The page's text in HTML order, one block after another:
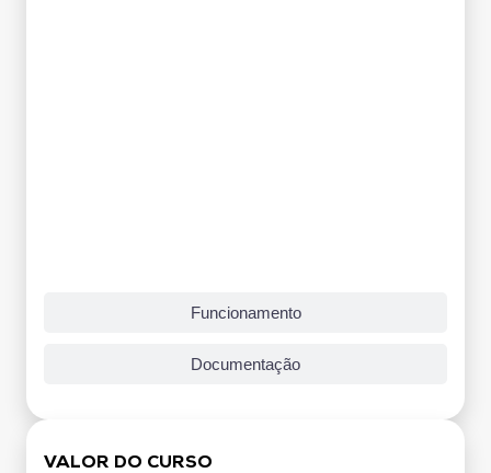
Funcionamento
Documentação
VALOR DO CURSO